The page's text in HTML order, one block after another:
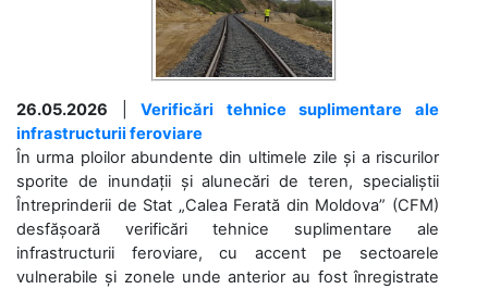
26.05.2026 |Verificări tehnice suplimentare ale
infrastructurii feroviare
În urma ploilor abundente din ultimele zile și a riscurilor
sporite de inundații și alunecări de teren, specialiștii
Întreprinderii de Stat „Calea Ferată din Moldova” (CFM)
desfășoară verificări tehnice suplimentare ale
infrastructurii feroviare, cu accent pe sectoarele
vulnerabile și zonele unde anterior au fost înregistrate